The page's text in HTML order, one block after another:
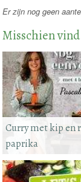
Er zijn nog geen
Misschien
Curry met kip en
paprika